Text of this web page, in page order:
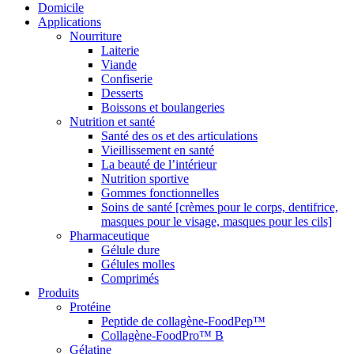
Domicile
Applications
Nourriture
Laiterie
Viande
Confiserie
Desserts
Boissons et boulangeries
Nutrition et santé
Santé des os et des articulations
Vieillissement en santé
La beauté de l’intérieur
Nutrition sportive
Gommes fonctionnelles
Soins de santé [crèmes pour le corps, dentifrice,
masques pour le visage, masques pour les cils]
Pharmaceutique
Gélule dure
Gélules molles
Comprimés
Produits
Protéine
Peptide de collagène-FoodPep™
Collagène-FoodPro™ B
Gélatine